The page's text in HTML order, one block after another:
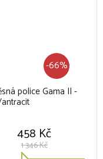
-66%
police Gama II -
458 Kč
1 346 Kč